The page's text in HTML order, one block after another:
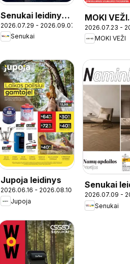
Senukai leidinys -
Leidinys Nr. 25
2026.07.29 - 2026.09.07
Senukai
MOKI VEŽI
leidinys
2026.07.23 -
MOKI VEŽI
Jupoja leidinys
2026.06.16 - 2026.08.10
Jupoja
Senukai
Leidinys
2026.07.09 -
Senukai